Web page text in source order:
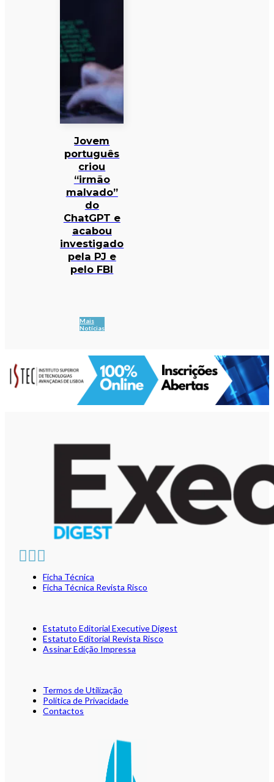
Jovem
português
criou
“irmão
malvado”
do
ChatGPT e
acabou
investigado
pela PJ e
pelo FBI
Mais
Notícias
Ficha Técnica
Ficha Técnica Revista Risco
Estatuto Editorial Executive Digest
Estatuto Editorial Revista Risco
Assinar Edição Impressa
Termos de Utilização
Política de Privacidade
Contactos